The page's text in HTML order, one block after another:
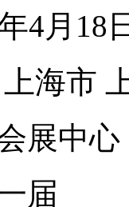
年4月18
上海市
展中
届